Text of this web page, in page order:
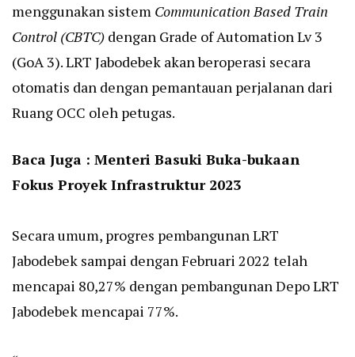
menggunakan sistem Communication Based Train
Control (CBTC) dengan Grade of Automation Lv 3
(GoA 3). LRT Jabodebek akan beroperasi secara
otomatis dan dengan pemantauan perjalanan dari
Ruang OCC oleh petugas.
Baca Juga : Menteri Basuki Buka-bukaan
Fokus Proyek Infrastruktur 2023
Secara umum, progres pembangunan LRT
Jabodebek sampai dengan Februari 2022 telah
mencapai 80,27% dengan pembangunan Depo LRT
Jabodebek mencapai 77%.